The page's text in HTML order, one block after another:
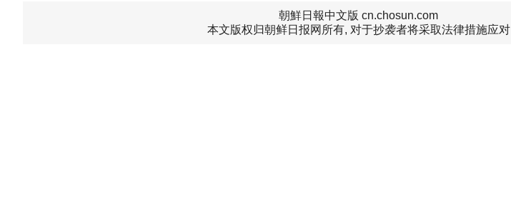
朝鮮日報中文版 cn.chosun.com
本文版权归朝鲜日报网所有, 对于抄袭者将采取法律措施应对